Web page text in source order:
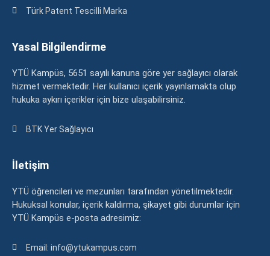
Türk Patent Tescilli Marka
Yasal Bilgilendirme
YTÜ Kampüs, 5651 sayılı kanuna göre yer sağlayıcı olarak
hizmet vermektedir. Her kullanıcı içerik yayınlamakta olup
hukuka aykırı içerikler için bize ulaşabilirsiniz.
BTK Yer Sağlayıcı
İletişim
YTÜ öğrencileri ve mezunları tarafından yönetilmektedir.
Hukuksal konular, içerik kaldırma, şikayet gibi durumlar için
YTÜ Kampüs e-posta adresimiz:
Email: info@ytukampus.com